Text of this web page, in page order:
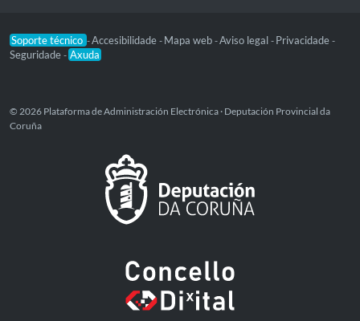
Soporte técnico -Accesibilidade - Mapa web -Aviso legal - Privacidade -
Seguridade - Axuda
© 2026 Plataforma de Administración Electrónica · Deputación Provincial da
Coruña